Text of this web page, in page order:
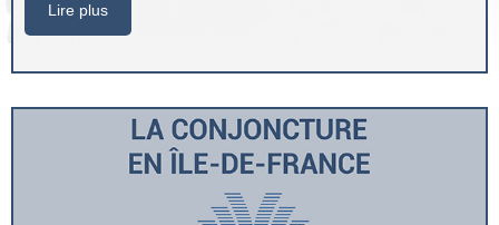
Lire plus